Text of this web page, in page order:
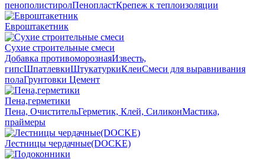
пенополистиролПенопластКрепеж к теплоизоляции
Евроштакетник
Сухие строительные смеси
Добавка противоморознаяИзвесть,
гипсШпатлевкиШтукатуркиКлеиСмеси для выравнивания
полаГрунтовки Цемент
Пена,герметики
Пена, ОчистительГерметик, Клей, СиликонМастика,
праймеры
Лестницы чердачные(DOCKE)